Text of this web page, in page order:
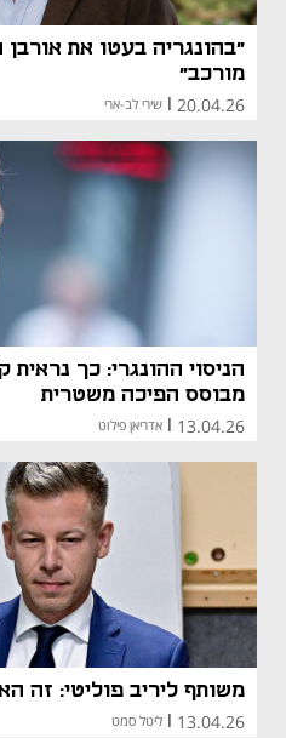
"בהונגריה בעטו את אורבן
מורכב"
20.04.26 שירי לב-ארי
הניסוי ההונגרי: כך
מבוסס הפיכה משטרית
13.04.26 אדריאן פילוט
משותף ליריב פוליטי: זה
13.04.26
| ליטל סמט